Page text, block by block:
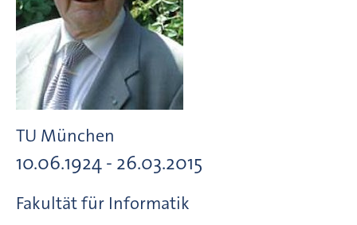
TU München
10.06.1924 - 26.03.2015
Fakultät für Informatik